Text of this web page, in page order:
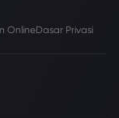
OnlineDasar Privasi